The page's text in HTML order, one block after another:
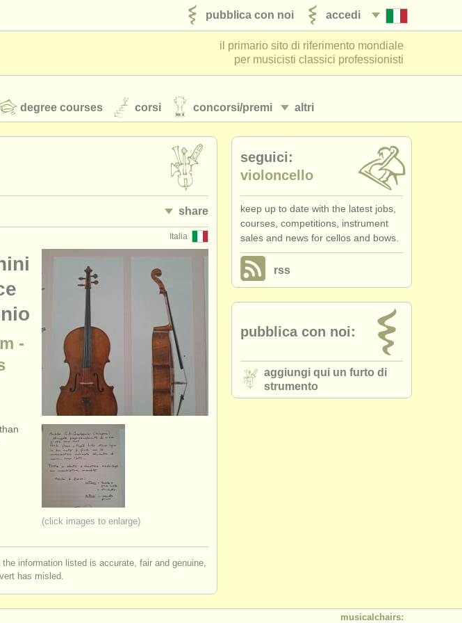
accedi
pubblica con noi
il primario sito di riferimento mondiale
per musicisti classici professionisti
altri
degree courses corsi concorsi/premi
share
Italia
(click images to enlarge)
-
information listed is accurate, fair and genuine,
has misled.
seguici:
violoncello
keep up to date with the latest jobs,
courses, competitions, instrument
sales and news for cellos and bows.
rss
pubblica con noi:
aggiungi qui un furto di
strumento
musicalchairs: